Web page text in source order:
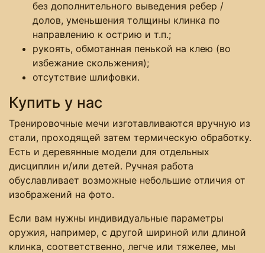
без дополнительного выведения ребер /
долов, уменьшения толщины клинка по
направлению к острию и т.п.;
рукоять, обмотанная пенькой на клею (во
избежание скольжения);
отсутствие шлифовки.
Купить у нас
Тренировочные мечи изготавливаются вручную из
стали, проходящей затем термическую обработку.
Есть и деревянные модели для отдельных
дисциплин и/или детей. Ручная работа
обуславливает возможные небольшие отличия от
изображений на фото.
Если вам нужны индивидуальные параметры
оружия, например, с другой шириной или длиной
клинка, соответственно, легче или тяжелее, мы